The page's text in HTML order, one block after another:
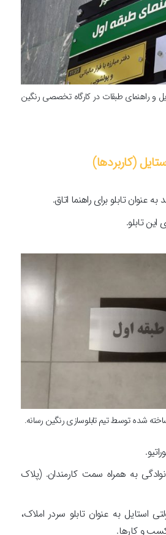
و راهنمای طبقات در کارگاه تخصصی رنگین
(کاربردها)
عنوان تابلو برای راهنما اتاق.
این تابلو.
شده توسط تیم تابلوسازی رنگین رسانه.
به همراه سمت کارمندان. (پلاک
به عنوان تابلو سردر املاک،
و کارها.